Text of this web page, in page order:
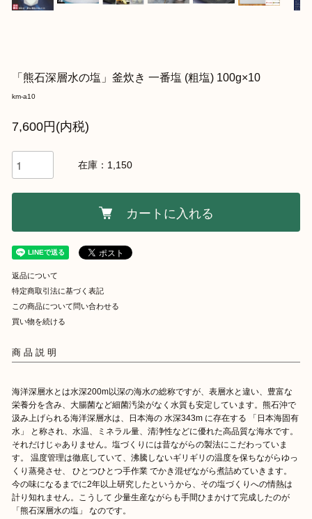
「熊石深層水の塩」釜炊き 一番塩 (粗塩) 100g×10
km-a10
7,600円(内税)
在庫：1,150
カートに入れる
返品について
特定商取引法に基づく表記
この商品について問い合わせる
買い物を続ける
商品説明
海洋深層水とは水深200m以深の海水の総称ですが、表層水と違い、豊富な
栄養分を含み、大腸菌など細菌汚染がなく水質も安定しています。熊石沖で
汲み上げられる海洋深層水は、日本海の 水深343m に存在する 「日本海固有
水」 と称され、水温、ミネラル量、清浄性などに優れた高品質な海水です。
それだけじゃありません。塩づくりには昔ながらの製法にこだわっていま
す。 温度管理は徹底していて、沸騰しないギリギリの温度を保ちながらゆっ
くり蒸発させ、 ひとつひとつ手作業 でかき混ぜながら煮詰めていきます。
今の味になるまでに2年以上研究したというから、その塩づくりへの情熱は
計り知れません。こうして 少量生産ながらも手間ひまかけて完成したのが
「熊石深層水の塩」 なのです。